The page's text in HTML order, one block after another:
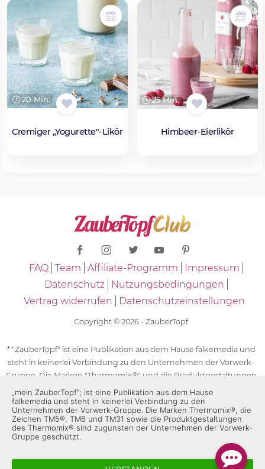
20 Min.
Cremiger „Yogurette"-Likör
25 Min.
Himbeer-Eierlikör
FAQ Team Affiliate-Programm
Impressum
Datenschutz
Nutzungsbedingungen
Vertrag widerrufen
Datenschutzeinstellungen
Copyright © 2026 - ZauberTopf
* "ZauberTopf" ist eine Publikation aus dem Hause falkemedia und
steht in keinerlei Verbindung zu den Unternehmen der Vorwerk-
Gruppe. Die Marken "Thermomix®" und die Produktgestaltungen
des "Thermomix®" sind eingetragene Marken der Unternehmen
der Vorwerk-Gruppe. Die Marken Thermomix®, die Zeichen TM5®,
TM6 und TM31 sowie die Produktgestaltungen des Thermomix®
sind zugunsten der Unternehmen der Vorwerk-Gruppe
geschützt. Für die Rezeptangaben in "ZauberTopf" ist
„mein ZauberTopf”; ist eine Publikation aus dem Hause
falkemedia und steht in keinerlei Verbindung zu den
Unternehmen der Vorwerk-Gruppe. Die Marken Thermomix®, die
Zeichen TM5®, TM6 und TM31 sowie die Produktgestaltungen
des Thermomix® sind zugunsten der Unternehmen der Vorwerk-
Gruppe geschützt.